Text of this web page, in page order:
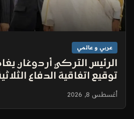
عربي و عالمي
الرئيس التركي أردوغان
توقيع اتفاقية الدفاع
أغسطس 8, 2026